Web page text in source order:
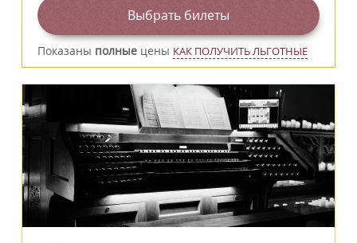
Выбрать билеты
Показаны полные цены КАК ПОЛУЧИТЬ ЛЬГОТНЫЕ